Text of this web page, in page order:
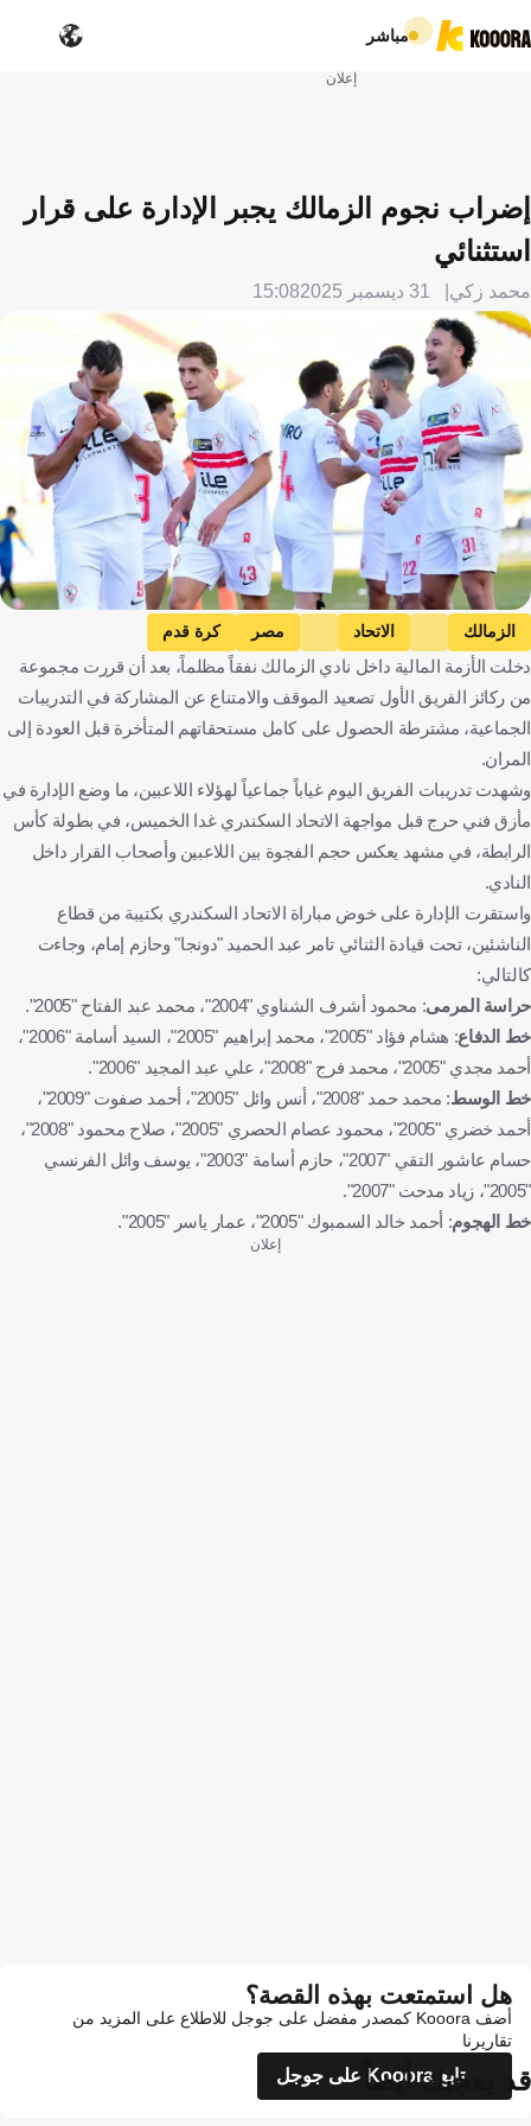
مباشر
إعلان
إضراب نجوم الزمالك يجبر الإدارة على قرار
استثنائي
محمد زكي 31 ديسمبر 2025 15:08
الزمالك الاتحاد مصر كرة قدم
دخلت الأزمة المالية داخل نادي الزمالك نفقاً مظلماً، بعد أن قررت مجموعة
من ركائز الفريق الأول تصعيد الموقف والامتناع عن المشاركة في التدريبات
الجماعية، مشترطة الحصول على كامل مستحقاتهم المتأخرة قبل العودة إلى
المران.
وشهدت تدريبات الفريق اليوم غياباً جماعياً لهؤلاء اللاعبين، ما وضع الإدارة في
مأزق فني حرج قبل مواجهة الاتحاد السكندري غدا الخميس، في بطولة كأس
الرابطة، في مشهد يعكس حجم الفجوة بين اللاعبين وأصحاب القرار داخل
النادي.
واستقرت الإدارة على خوض مباراة الاتحاد السكندري بكتيبة من قطاع
الناشئين، تحت قيادة الثنائي تامر عبد الحميد "دونجا" وحازم إمام، وجاءت
كالتالي:
حراسة المرمى: محمود أشرف الشناوي "2004"، محمد عبد الفتاح "2005".
خط الدفاع
: هشام فؤاد "2005"، محمد إبراهيم "2005"، السيد أسامة "2006"،
أحمد مجدي "2005"، محمد فرج "2008"، علي عبد المجيد "2006".
خط الوسط
: محمد حمد "2008"، أنس وائل "2005"، أحمد صفوت "2009"،
أحمد خضري "2005"، محمود عصام الحصري "2005"، صلاح محمود "2008"،
حسام عاشور التقي "2007"، حازم أسامة "2003"، يوسف وائل الفرنسي
"2005"، زياد مدحت "2007".
خط الهجوم: أحمد خالد السمبوك "2005"، عمار ياسر "2005".
إعلان
هل استمتعت بهذه القصة؟
أضف Kooora كمصدر مفضل على جوجل للاطلاع على المزيد من
تقاريرنا
تابع Kooora على جوجل
قد يعجبك أيضاً